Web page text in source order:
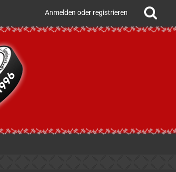
Anmelden oder registrieren